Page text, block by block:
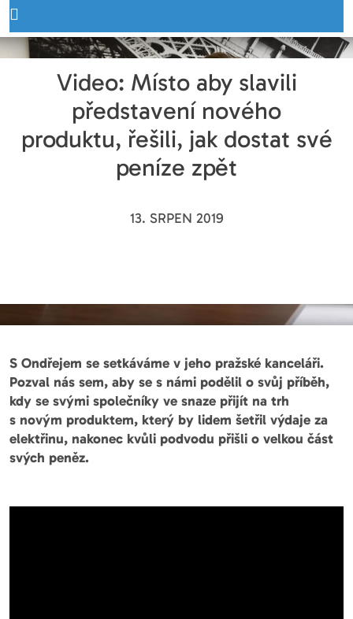
Video: Místo aby slavili
představení nového
produktu, řešili, jak dostat své
peníze zpět
13. SRPEN 2019
S Ondřejem se setkáváme v jeho pražské kanceláři.
Pozval nás sem, aby se s námi podělil o svůj příběh,
kdy se svými společníky ve snaze přijít na trh
s novým produktem, který by lidem šetřil výdaje za
elektřinu, nakonec kvůli podvodu přišli o velkou část
svých peněz.